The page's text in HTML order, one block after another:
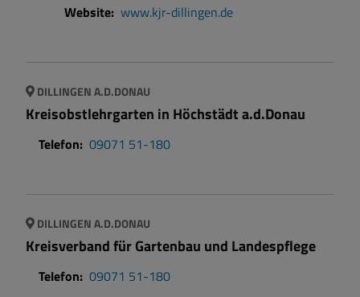
Website: www.kjr-dillingen.de
DILLINGEN A.D.DONAU
Kreisobstlehrgarten in Höchstädt a.d.Donau
Telefon: 09071 51-180
DILLINGEN A.D.DONAU
Kreisverband für Gartenbau und Landespflege
Telefon: 09071 51-180